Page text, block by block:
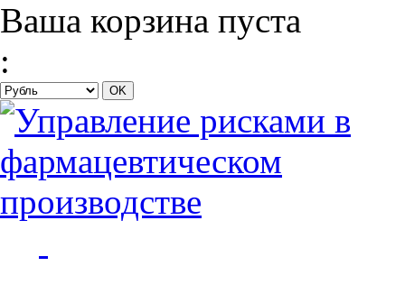
Ваша корзина пуста
: